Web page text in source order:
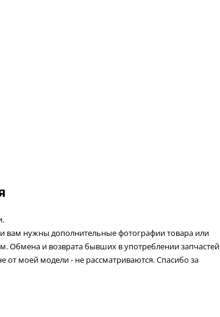
вам нужны дополнительные фотографии товара или
Обмена и возврата бывших в употреблении запчастей
моей модели - не рассматриваются. Спасибо за